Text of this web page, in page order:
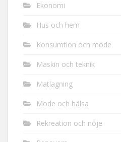
Ekonomi
Hus och hem
Konsumtion och mode
Maskin och teknik
Matlagning
Mode och hälsa
Rekreation och nöje